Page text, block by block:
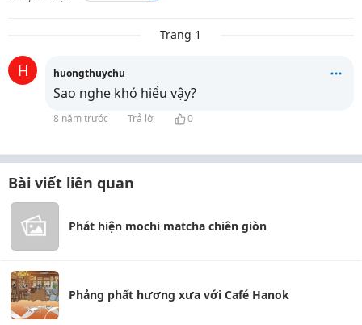
Trang 1
H huongthuychu
Sao nghe khó hiểu vậy?
8 năm trước Trả lời 0
Bài viết liên quan
Phát hiện mochi matcha chiên giòn
Phảng phất hương xưa với Café Hanok